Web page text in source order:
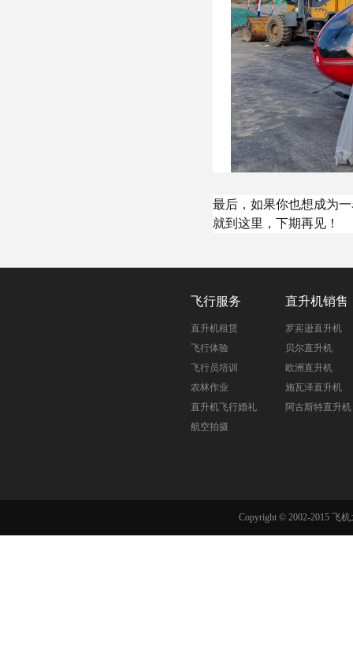
最后，如果你也想成为
就到这里，下期再见！
飞行服务
直升机租赁
飞行体验
飞行员培训
农林作业
直升机飞行婚礼
航空拍摄
直升机销售
罗宾逊直升机
贝尔直升机
欧洲直升机
施瓦泽直升机
阿古斯特直升机
Copyright © 2002-2015 飞